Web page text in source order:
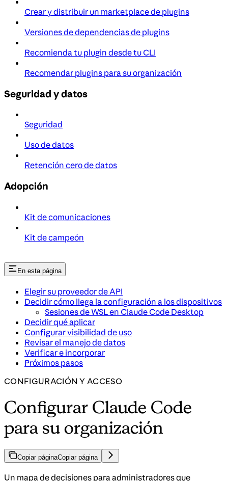
Crear y distribuir un marketplace de plugins
Versiones de dependencias de plugins
Recomienda tu plugin desde tu CLI
Recomendar plugins para su organización
Seguridad y datos
Seguridad
Uso de datos
Retención cero de datos
Adopción
Kit de comunicaciones
Kit de campeón
En esta página
Elegir su proveedor de API
Decidir cómo llega la configuración a los dispositivos
Sesiones de WSL en Claude Code Desktop
Decidir qué aplicar
Configurar visibilidad de uso
Revisar el manejo de datos
Verificar e incorporar
Próximos pasos
CONFIGURACIÓN Y ACCESO
Configurar Claude Code
para su organización
Copiar páginaCopiar página
Un mapa de decisiones para administradores que